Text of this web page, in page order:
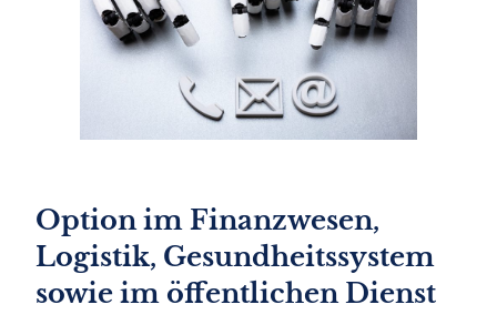
Option im Finanzwesen,
Logistik, Gesundheitssystem
sowie im öffentlichen Dienst